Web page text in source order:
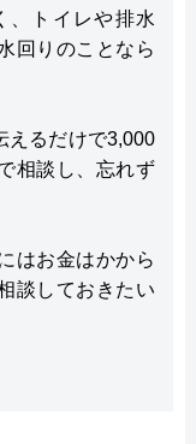
、トイレや排水
回りのことなら
えるだけで3,000
相談し、忘れず
はお金はかから
談しておきたい